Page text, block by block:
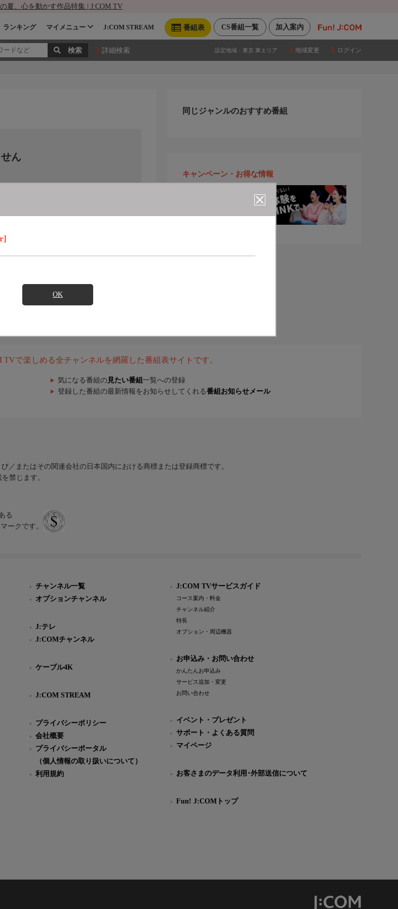
夏、心を動かす作品特集 | J:COM TV
加入案内
CS番組一覧
番組表
ランキング マイメニュー J:COM STREAM
詳細検索 設定地域： 東京 東エリア 地域変更 ログイン
OK
ん
同じジャンルのおすすめ番組
キャンペーン・お得な情報
TVで楽しめる全チャンネルを網羅した番組表サイトです。
気になる番組の 見たい番組 一覧への登録
登録した番組の最新情報をお知らせしてくれる番組お知らせメール
／またはその関連会社の日本国内における商標または登録商標です。
禁じます。
る
ークです。
チャンネル一覧
オプションチャンネル
J:テレ
J:COMチャンネル
ケーブル4K
J:COM STREAM
プライバシーポリシー
会社概要
プライバシーポータル
（個人情報の取り扱いについて）
利用規約
J:COM TVサービスガイド
コース案内・料金
チャンネル紹介
特長
オプション・周辺機器
お申込み・お問い合わせ
かんたんお申込み
サービス追加・変更
お問い合わせ
イベント・プレゼント
サポート・よくある質問
マイページ
お客さまのデータ利用･外部送信について
Fun! J:COMトップ